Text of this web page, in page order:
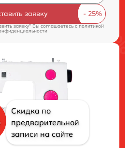
заявку
заявку" Вы соглашаетесь cполитикой
Скидка по
предварительной
записи на сайте